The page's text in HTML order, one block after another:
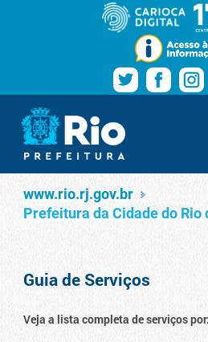
Pular para o conteúdo
Navegação
www.rio.rj.gov.br
Serviços
www.rio.rj.gov.br
Prefeitura da Cidade do Rio
Guia de Serviços
Veja a lista completa de serviços por: